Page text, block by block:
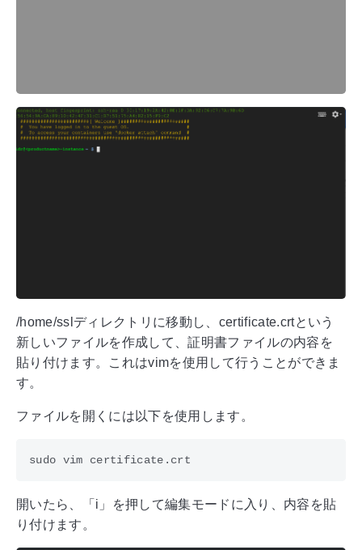
/home/sslディレクトリに移動し、certificate.crtという
新しいファイルを作成して、証明書ファイルの内容を
貼り付けます。これはvimを使用して行うことができま
す。
ファイルを開くには以下を使用します。
開いたら、「i」を押して編集モードに入り、内容を貼
り付けます。